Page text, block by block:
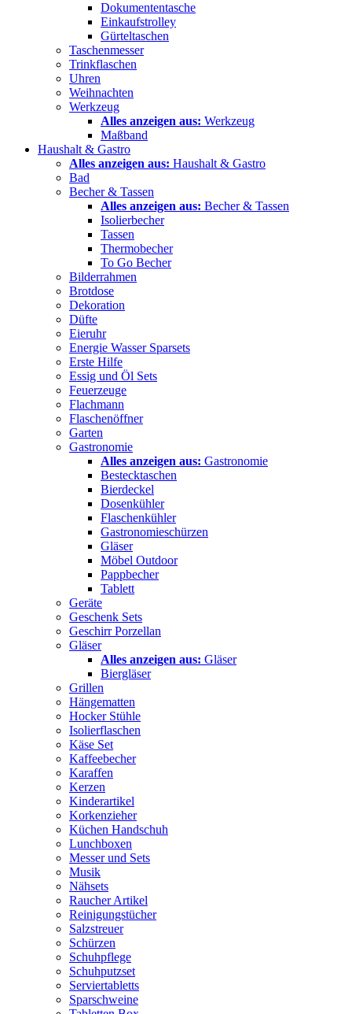
Dokumententasche
Einkaufstrolley
Gürteltaschen
Taschenmesser
Trinkflaschen
Uhren
Weihnachten
Werkzeug
Alles anzeigen aus: Werkzeug
Maßband
Haushalt & Gastro
Alles anzeigen aus: Haushalt & Gastro
Bad
Becher & Tassen
Alles anzeigen aus: Becher & Tassen
Isolierbecher
Tassen
Thermobecher
To Go Becher
Bilderrahmen
Brotdose
Dekoration
Düfte
Eieruhr
Energie Wasser Sparsets
Erste Hilfe
Essig und Öl Sets
Feuerzeuge
Flachmann
Flaschenöffner
Garten
Gastronomie
Alles anzeigen aus: Gastronomie
Bestecktaschen
Bierdeckel
Dosenkühler
Flaschenkühler
Gastronomieschürzen
Gläser
Möbel Outdoor
Pappbecher
Tablett
Geräte
Geschenk Sets
Geschirr Porzellan
Gläser
Alles anzeigen aus: Gläser
Biergläser
Grillen
Hängematten
Hocker Stühle
Isolierflaschen
Käse Set
Kaffeebecher
Karaffen
Kerzen
Kinderartikel
Korkenzieher
Küchen Handschuh
Lunchboxen
Messer und Sets
Musik
Nähsets
Raucher Artikel
Reinigungstücher
Salzstreuer
Schürzen
Schuhpflege
Schuhputzset
Serviertabletts
Sparschweine